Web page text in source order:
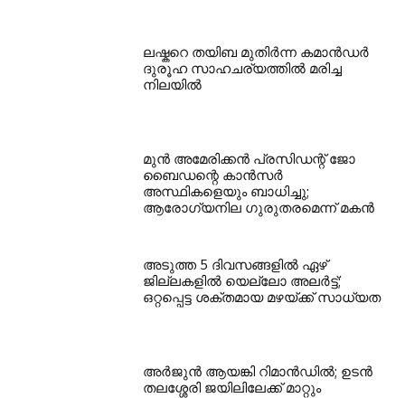
ലഷ്കറെ തയിബ മുതിർന്ന കമാൻഡർ
ദുരൂഹ സാഹചര്യത്തിൽ മരിച്ച
നിലയിൽ
മുന്‍ അമേരിക്കന്‍ പ്രസിഡന്റ് ജോ
ബൈഡന്റെ കാന്‍സര്‍
അസ്ഥികളെയും ബാധിച്ചു;
ആരോഗ്യനില ഗുരുതരമെന്ന് മകന്‍
അടുത്ത 5 ദിവസങ്ങളിൽ ഏഴ്
ജില്ലകളിൽ യെല്ലോ അലർട്ട്;
ഒറ്റപ്പെട്ട ശക്തമായ മഴയ്ക്ക് സാധ്യത
അര്‍ജുന്‍ ആയങ്കി റിമാന്‍ഡില്‍; ഉടന്‍
തലശ്ശേരി ജയിലിലേക്ക് മാറ്റും